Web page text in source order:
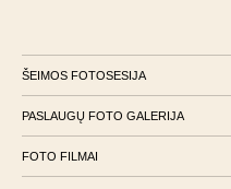
ŠEIMOS FOTOSESIJA
PASLAUGŲ FOTO GALERIJA
FOTO FILMAI